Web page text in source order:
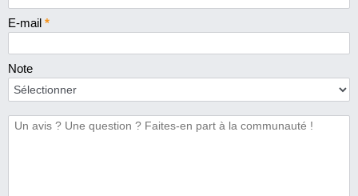
E-mail *
Note